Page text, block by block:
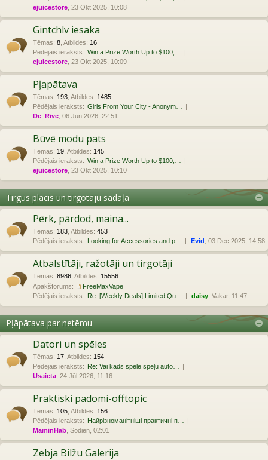
ejuicestore , 23 Okt 2025, 10:08
Gintchlv iesaka
Tēmas: 8 Atbildes: 16
Pēdējais ieraksts: Win a Prize Worth Up to $100,…
ejuicestore , 23 Okt 2025, 10:09
Pļapātava
Tēmas: 193 Atbildes: 1485
Pēdējais ieraksts: Girls From Your City - Anonym…
De_Rive , 06 Jūn 2026, 22:51
Būvē modu pats
Tēmas: 19 Atbildes: 145
Pēdējais ieraksts: Win a Prize Worth Up to $100,…
ejuicestore , 23 Okt 2025, 10:10
Tirgus placis un tirgotāju sadaļa
Pērk, pārdod, maina...
Tēmas: 183 Atbildes: 453
Pēdējais ieraksts: Looking for Accessories and p… Evid , 03 Dec 2025, 14:58
Atbalstītāji, ražotāji un tirgotāji
Tēmas: 8986 Atbildes: 15556
Apakšforums:
FreeMaxVape
Pēdējais ieraksts: Re: [Weekly Deals] Limited Qu… daisy , Vakar, 11:47
Pļāpātava par netēmu
Datori un spēles
Tēmas: 17 Atbildes: 154
Pēdējais ieraksts: Re: Vai kāds spēlē spēļu auto…
Usaieta , 24 Jūl 2026, 11:16
Praktiski padomi-offtopic
Tēmas: 105 Atbildes: 156
Pēdējais ieraksts: Найрізноманітніші практичні п…
MaminHab , Šodien, 02:01
Zebja Bilžu Galerija